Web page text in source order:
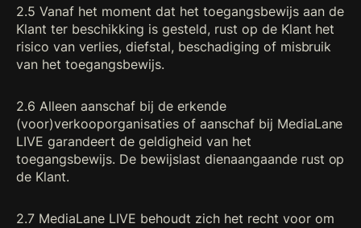
2.5 Vanaf het moment dat het toegangsbewijs aan de
Klant ter beschikking is gesteld, rust op de Klant het
risico van verlies, diefstal, beschadiging of misbruik
van het toegangsbewijs.
2.6 Alleen aanschaf bij de erkende
(voor)verkooporganisaties of aanschaf bij MediaLane
LIVE garandeert de geldigheid van het
toegangsbewijs. De bewijslast dienaangaande rust op
de Klant.
2.7 MediaLane LIVE behoudt zich het recht voor om